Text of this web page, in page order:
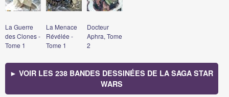
La Guerre
des Clones -
Tome 1
La Menace
Révélée -
Tome 1
Docteur
Aphra, Tome
2
► VOIR LES 238 BANDES DESSINÉES DE LA SAGA STAR
WARS